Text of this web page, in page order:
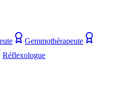
Gemmothérapeute
Réflexologue